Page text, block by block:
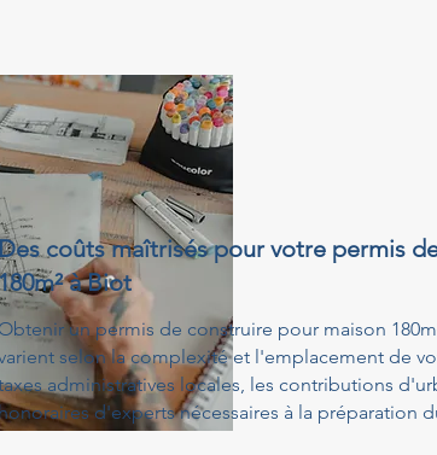
coûts maîtrisés pour votre permis
à Biot
un permis de construire pour maison
selon la complexité et l'emplacement de
administratives locales, les contributions
d'experts nécessaires à la préparation